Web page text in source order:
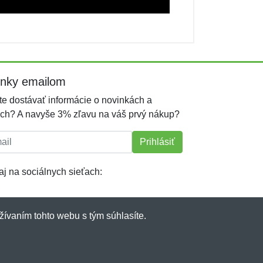
emailom
dostávať informácie o novinkách a
A navyše 3% zľavu na váš prvý nákup?
Prihlásiť
na sociálnych sieťach:
tohto webu s tým súhlasíte.